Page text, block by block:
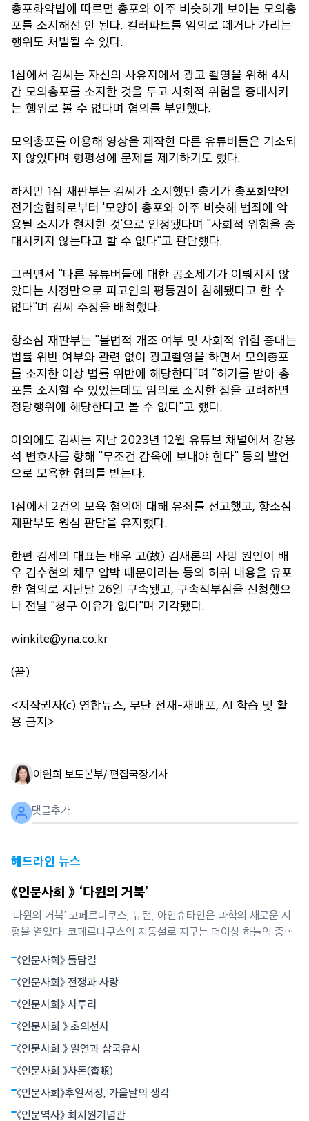
총포화약법에 따르면 총포와 아주 비슷하게 보이는 모의총
포를 소지해선 안 된다. 컬러파트를 임의로 떼거나 가리는
행위도 처벌될 수 있다.
1심에서 김씨는 자신의 사유지에서 광고 촬영을 위해 4시
간 모의총포를 소지한 것을 두고 사회적 위험을 증대시키
는 행위로 볼 수 없다며 혐의를 부인했다.
모의총포를 이용해 영상을 제작한 다른 유튜버들은 기소되
지 않았다며 형평성에 문제를 제기하기도 했다.
하지만 1심 재판부는 김씨가 소지했던 총기가 총포화약안
전기술협회로부터 '모양이 총포와 아주 비슷해 범죄에 악
용될 소지가 현저한 것'으로 인정됐다며 "사회적 위험을 증
대시키지 않는다고 할 수 없다"고 판단했다.
그러면서 "다른 유튜버들에 대한 공소제기가 이뤄지지 않
았다는 사정만으로 피고인의 평등권이 침해됐다고 할 수
없다"며 김씨 주장을 배척했다.
항소심 재판부는 "불법적 개조 여부 및 사회적 위험 증대는
법률 위반 여부와 관련 없이 광고촬영을 하면서 모의총포
를 소지한 이상 법률 위반에 해당한다"며 "허가를 받아 총
포를 소지할 수 있었는데도 임의로 소지한 점을 고려하면
정당행위에 해당한다고 볼 수 없다"고 했다.
이외에도 김씨는 지난 2023년 12월 유튜브 채널에서 강용
석 변호사를 향해 "무조건 감옥에 보내야 한다" 등의 발언
으로 모욕한 혐의를 받는다.
1심에서 2건의 모욕 혐의에 대해 유죄를 선고했고, 항소심
재판부도 원심 판단을 유지했다.
한편 김세의 대표는 배우 고(故) 김새론의 사망 원인이 배
우 김수현의 채무 압박 때문이라는 등의 허위 내용을 유포
한 혐의로 지난달 26일 구속됐고, 구속적부심을 신청했으
나 전날 "청구 이유가 없다"며 기각됐다.
winkite@yna.co.kr
(끝)
<저작권자(c) 연합뉴스, 무단 전재-재배포, AI 학습 및 활
용 금지>
이원희 보도본부/ 편집국장기자
헤드라인 뉴스
《인문사회 》 ‘다윈의 거북’
‘다윈의 거북’ 코페르니쿠스, 뉴턴, 아인슈타인은 과학의 새로운 지
평을 열었다. 코페르니쿠스의 지동설로 지구는 더이상 하늘의 중심
의해 빚어지는 현상임을 밝혔다. 뉴턴역학은 하늘과 지상을 함께 아
울렀다. 아인슈타인의 상대성원리는 시간과 공간의 상대성, 휘어진
공간개념으로서의 중력 등 혁명적
《인문사회》 돌담길
《인문사회》 전쟁과 사랑
《인문사회》 사투리
《인문사회 》 초의선사
《인문사회 》 일연과 삼국유사
《인문사회 》사돈(査頓)
《인문사회》추일서정, 가을날의 생각
《인문역사》 최치원기념관